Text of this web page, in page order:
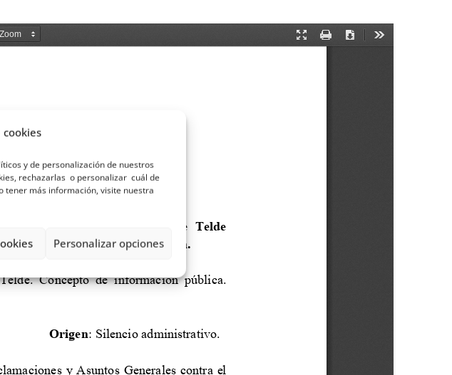
y de personalización de nuestros
rechazarlas o personalizar cuál de
tener más información, visite nuestra
Personalizar opciones